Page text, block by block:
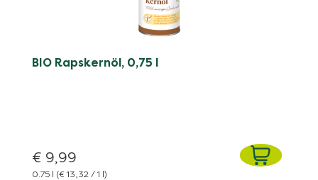
BIO Rapskernöl, 0,75 l
€ 9,99
0.75 l (€ 13,32 / 1 l)